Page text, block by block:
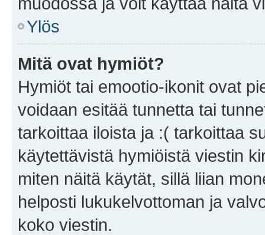
Ylös
Mitä ovat hymiöt?
Hymiöt tai emootio-ikonit ovat
voidaan esitää tunnetta tai
tarkoittaa iloista ja :( tarkoittaa
käytettävistä hymiöistä viestin
miten näitä käytät, sillä liian
helposti lukukelvottoman ja
koko viestin.